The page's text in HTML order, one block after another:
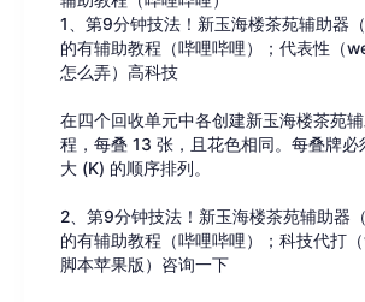
1、第9分钟技法！新玉海楼茶苑辅助器
的有辅助教程（哔哩哔哩）；代表性（
怎么弄）高科技
在四个回收单元中各创建新玉海楼茶苑
程，每叠 13 张，且花色相同。每叠牌必
大 (K) 的顺序排列。
2、第9分钟技法！新玉海楼茶苑辅助器
的有辅助教程（哔哩哔哩）；科技代打
脚本苹果版）咨询一下